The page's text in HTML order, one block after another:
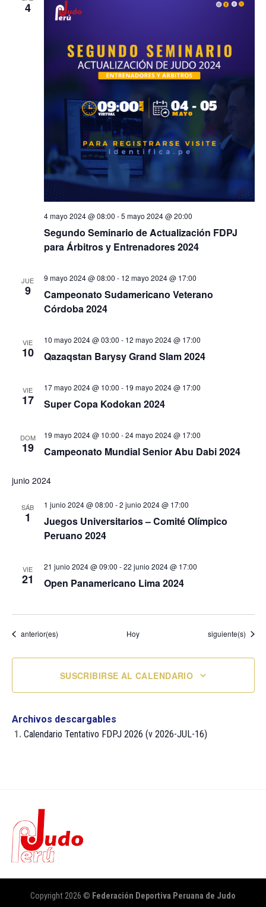
4
Segundo Seminario de Actualización FDPJ
para Árbitros y Entrenadores 2024
4 mayo 2024 @ 08:00 -5 mayo 2024 @ 20:00
JUE
9
Campeonato Sudamericano Veterano
Córdoba 2024
9 mayo 2024 @ 08:00 - 12 mayo 2024 @ 17:00
VIE
10 Qazaqstan Barysy Grand Slam 2024
10 mayo 2024 @ 03:00 - 12 mayo 2024 @ 17:00
VIE
17 Super Copa Kodokan 2024
17 mayo 2024 @ 10:00 - 19 mayo 2024 @ 17:00
DOM
19 Campeonato Mundial Senior Abu Dabi 2024
19 mayo 2024 @ 10:00 -24 mayo 2024 @ 17:00
junio 2024
SÁB
1
Juegos Universitarios – Comité Olímpico
Peruano 2024
1 junio 2024 @ 08:00 -2 junio 2024 @ 17:00
VIE
21 Open Panamericano Lima 2024
21 junio 2024 @ 09:00 -22 junio 2024 @ 17:00
Eventos
anterior(es) Hoy Eventos
siguiente(s)
SUSCRIBIRSE AL CALENDARIO
Archivos descargables
1. Calendario Tentativo FDPJ 2026 (v 2026-JUL-16)
Copyright 2026 © Federación Deportiva Peruana de Judo